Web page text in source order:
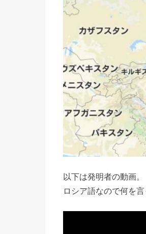
以下は発明者の動画。
ロシア語なので何を